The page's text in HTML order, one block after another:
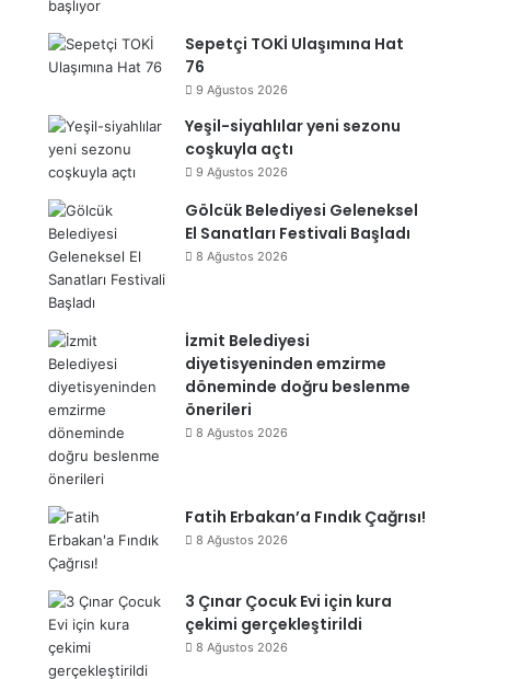
Sepetçi TOKİ Ulaşımına Hat
76
9 Ağustos 2026
Yeşil-siyahlılar yeni sezonu
coşkuyla açtı
9 Ağustos 2026
Gölcük Belediyesi Geleneksel
El Sanatları Festivali Başladı
8 Ağustos 2026
İzmit Belediyesi
diyetisyeninden emzirme
döneminde doğru beslenme
önerileri
8 Ağustos 2026
Fatih Erbakan’a Fındık Çağrısı!
8 Ağustos 2026
3 Çınar Çocuk Evi için kura
çekimi gerçekleştirildi
8 Ağustos 2026